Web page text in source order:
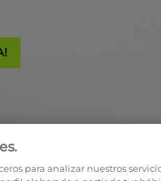
para analizar nuestros